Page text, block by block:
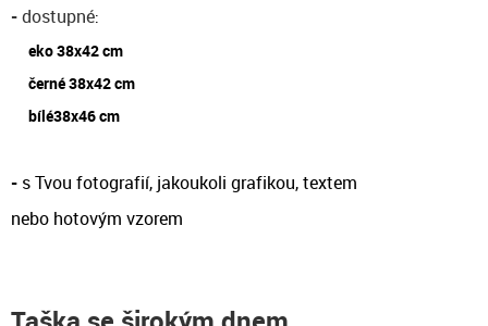
-dostupné:
eko 38x42 cm
černé 38x42 cm
bílé38x46 cm
- s Tvou fotografií, jakoukoli grafikou, textem
nebo hotovým vzorem